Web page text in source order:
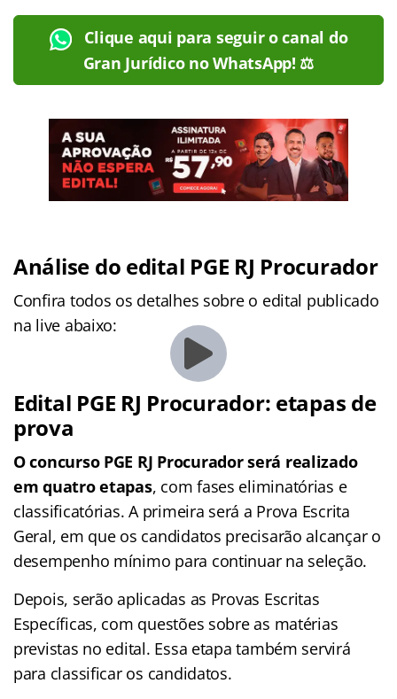
Clique aqui para seguir o canal do
Gran Jurídico no WhatsApp! ⚖️
Análise do edital PGE RJ Procurador
Confira todos os detalhes sobre o edital publicado
na live abaixo:
Edital PGE RJ Procurador: etapas de
prova
O concurso PGE RJ Procurador será realizado
em quatro etapas, com fases eliminatórias e
classificatórias. A primeira será a Prova Escrita
Geral, em que os candidatos precisarão alcançar o
desempenho mínimo para continuar na seleção.
Depois, serão aplicadas as Provas Escritas
Específicas, com questões sobre as matérias
previstas no edital. Essa etapa também servirá
para classificar os candidatos.